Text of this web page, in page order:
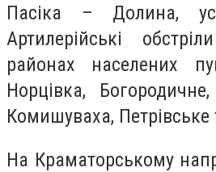
Пасіка – Долина,
Артилерійські
районах населених
Норцівка,
Комишуваха, Петрівське
На Краматорському